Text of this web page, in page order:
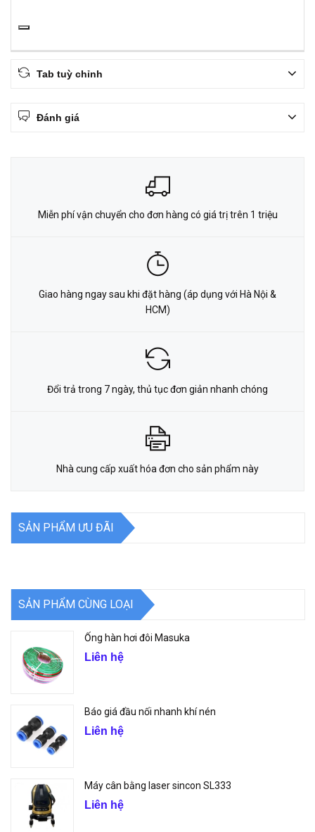
Tab tuỳ chỉnh
Đánh giá
Miễn phí vận chuyển cho đơn hàng có giá trị trên 1 triệu
Giao hàng ngay sau khi đặt hàng (áp dụng với Hà Nội &
HCM)
Đổi trả trong 7 ngày, thủ tục đơn giản nhanh chóng
Nhà cung cấp xuất hóa đơn cho sản phẩm này
SẢN PHẨM ƯU ĐÃI
SẢN PHẨM CÙNG LOẠI
Ống hàn hơi đôi Masuka
Liên hệ
Báo giá đầu nối nhanh khí nén
Liên hệ
Máy cân bằng laser sincon SL333
Liên hệ